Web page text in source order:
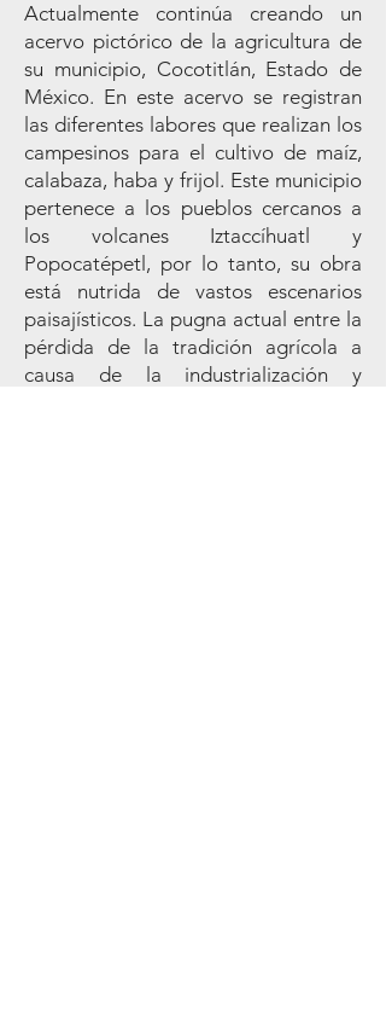
Actualmente continúa creando un
acervo pictórico de la agricultura de
su municipio, Cocotitlán, Estado de
México. En este acervo se registran
las diferentes labores que realizan los
campesinos para el cultivo de maíz,
calabaza, haba y frijol. Este municipio
pertenece a los pueblos cercanos a
los volcanes Iztaccíhuatl y
Popocatépetl, por lo tanto, su obra
está nutrida de vastos escenarios
paisajísticos. La pugna actual entre la
pérdida de la tradición agrícola a
causa de la industrialización y